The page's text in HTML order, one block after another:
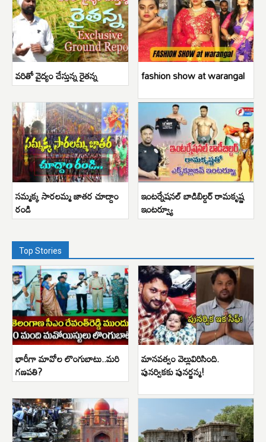
వరితో వైద్యం చేస్తున్న రైతన్న fashion show at warangal
సమ్మక్క సారలమ్మ జాతర చూద్దాం
రండి
ఇంటర్నేషనల్ బాడిబిల్డర్ రామకృష్ణ
ఇంటర్వ్యూ
Top Stories
భారీగా మావోల లొంగుబాటు..మరి
గణపతి?
మానవత్వం వెల్లువిరిసింది.
పునర్వికకు పునర్జన్మ!